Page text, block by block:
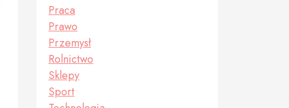
Praca
Prawo
Przemysł
Rolnictwo
Sklepy
Sport